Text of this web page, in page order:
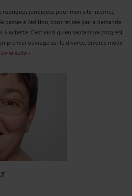
rubriques juridiques pour mon site internet,
passer à l'édition, concrétisée par la demande
Hachette. C'est ainsi qu'en septembre 2003 est
premier ouvrage sur le divorce, divorce mode
la suite >